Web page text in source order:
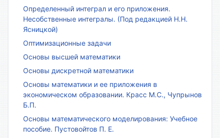
Определенный интеграл и его приложения.
Несобственные интегралы. (Под редакцией Н.Н.
Ясницкой)
Оптимизационные задачи
Основы высшей математики
Основы дискретной математики
Основы математики и ее приложения в
экономическом образовании. Красс М.С., Чупрынов
Б.П.
Основы математического моделирования: Учебное
пособие. Пустовойтов П. Е.